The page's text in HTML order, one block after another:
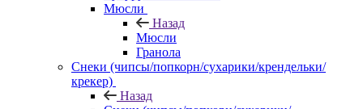
Мюсли
Назад
Мюсли
Гранола
Снеки (чипсы/попкорн/сухарики/крендельки/
крекер)
Назад